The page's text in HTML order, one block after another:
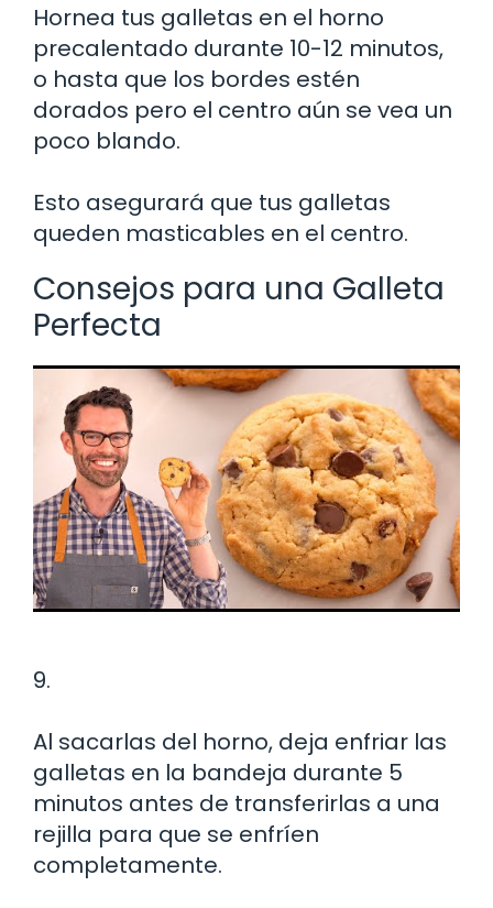
Hornea tus galletas en el horno
precalentado durante 10-12 minutos,
o hasta que los bordes estén
dorados pero el centro aún se vea un
poco blando.
Esto asegurará que tus galletas
queden masticables en el centro.
Consejos para una Galleta
Perfecta
9.
Al sacarlas del horno, deja enfriar las
galletas en la bandeja durante 5
minutos antes de transferirlas a una
rejilla para que se enfríen
completamente.